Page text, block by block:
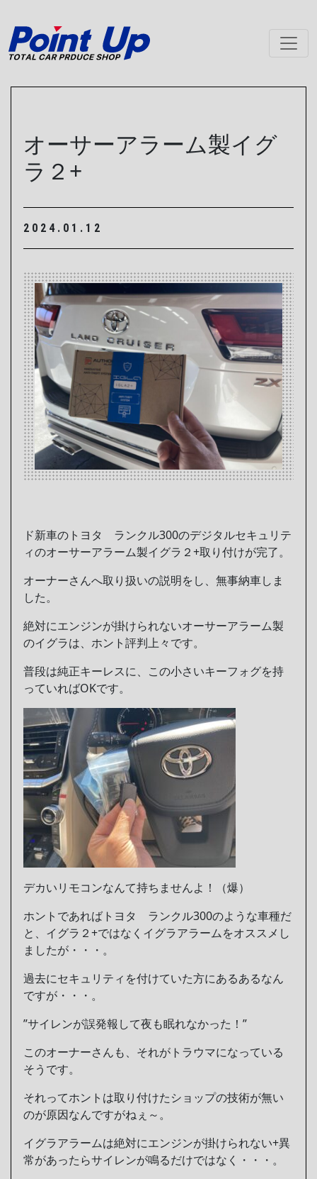
メインナビゲーション
オーサーアラーム製イグ
ラ２+
2024.01.12
ド新車のトヨタ ランクル300のデジタルセキュリテ
ィのオーサーアラーム製イグラ２+取り付けが完了。
オーナーさんへ取り扱いの説明をし、無事納車しま
した。
絶対にエンジンが掛けられないオーサーアラーム製
のイグラは、ホント評判上々です。
普段は純正キーレスに、この小さいキーフォグを持
っていればOKです。
デカいリモコンなんて持ちませんよ！（爆）
ホントであればトヨタ ランクル300のような車種だ
と、イグラ２+ではなくイグラアラームをオススメし
ましたが・・・。
過去にセキュリティを付けていた方にあるあるなん
ですが・・・。
”サイレンが誤発報して夜も眠れなかった！”
このオーナーさんも、それがトラウマになっている
そうです。
それってホントは取り付けたショップの技術が無い
のが原因なんですがねぇ～。
イグラアラームは絶対にエンジンが掛けられない+異
常があったらサイレンが鳴るだけではなく・・・。